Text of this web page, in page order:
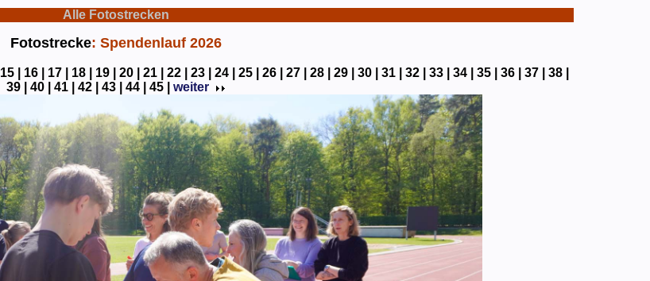
Alle Fotostrecken
Fotostrecke: Spendenlauf 2026
15 | 16 | 17 | 18 | 19 | 20 | 21 | 22 | 23 | 24 | 25 | 26 | 27 | 28 | 29 | 30 | 31 | 32 | 33 | 34 | 35 | 36 | 37 |
38 |
39 |
40 | 41 | 42 | 43 | 44 | 45 | weiter